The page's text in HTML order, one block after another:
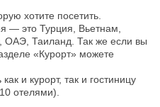
хотите посетить.
— это Турция, Вьетнам,
ОАЭ, Таиланд. Так же если вы
«Курорт» можете
и курорт, так и гостиницу
отелями).